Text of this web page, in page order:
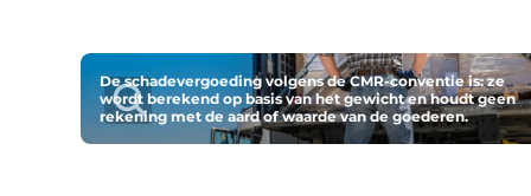
Podcasts
Privacy / Cookie statement
Harde Cijfers
Recyclagebedrijf in de kijker
De schadevergoeding volgens de CMR-conventie is: ze
wordt berekend op basis van het gewicht en houdt geen
rekening met de aard of waarde van de goederen.